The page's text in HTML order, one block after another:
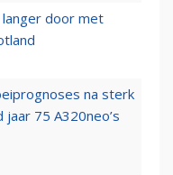
langer door met
na sterk
75 A320neo’s